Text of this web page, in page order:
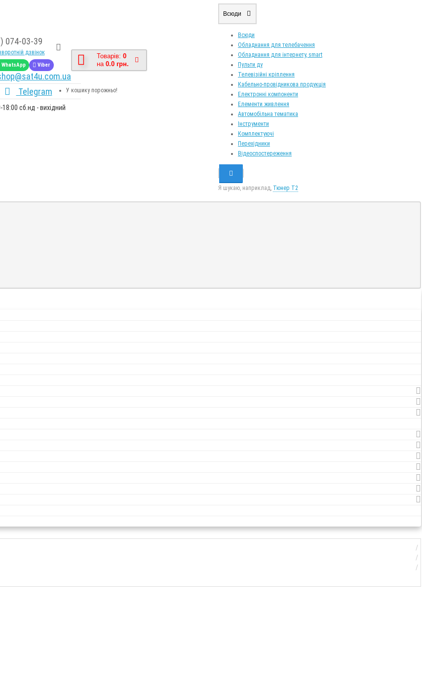
074-03-39
дзвінок
WhatsApp Viber
Telegram
18:00 сб.нд - вихідний
Товарів: 0
на 0.0 грн.
У кошику порожньо!
Всюди
Всюди
Обладнання для телебачення
Обладнання для інтернету, smart
Пульти ду
Телевізійні кріплення
Кабельно-провідникова продукція
Електронні компоненти
Елементи живлення
Автомобільна тематика
Інструменти
Комплектуючі
Перехідники
Відеоспостереження
Я шукаю, наприклад, Тюнер T2